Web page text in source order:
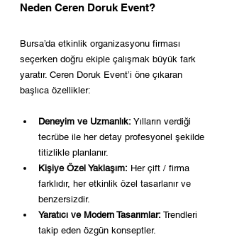
Neden Ceren Doruk Event?
Bursa’da etkinlik organizasyonu firması
seçerken doğru ekiple çalışmak büyük fark
yaratır. Ceren Doruk Event’i öne çıkaran
başlıca özellikler:
Deneyim ve Uzmanlık: Yılların verdiği
tecrübe ile her detay profesyonel şekilde
titizlikle planlanır.
Kişiye Özel Yaklaşım: Her çift / firma
farklıdır, her etkinlik özel tasarlanır ve
benzersizdir.
Yaratıcı ve Modern Tasarımlar: Trendleri
takip eden özgün konseptler.